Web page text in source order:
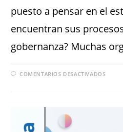
puesto a pensar en el
encuentran sus
gobernanza? Muchas
COMENTARIOS DESACTIVADOS